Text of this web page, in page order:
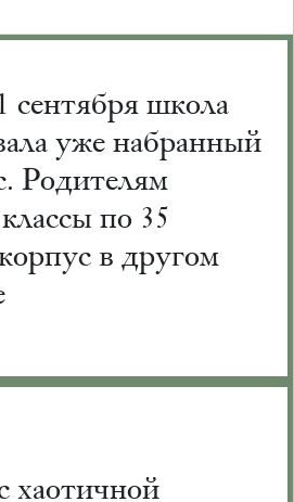
сентября школа
уже набранный
Родителям
по 35
в другом
хаотичной